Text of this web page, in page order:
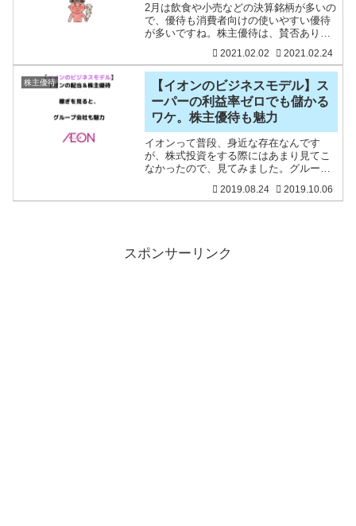
2月は飲食や小売などの決算銘柄が多いの
で、優待も消費者向けの使いやすい優待
が多いですね。株主優待は、賛否ありま
ことや生活コストの削減につながったり
もするので、株主優待銘柄は大好きで
す。そのため、私は優待株
2021.02.02 2021.02.24
株主優待
【イオンのビジネスモデル】ス
ーパーの利益率ゼロでも儲かる
ワケ。株主優待も魅力
イオンって普段、身近な存在なんです
が、株式投資をする際にはあまり見てこ
なかったので、見てみました。グループ
え、連結営業収益は8兆5,100億円（2019
2019.08.24 2019.10.06
スポンサーリンク